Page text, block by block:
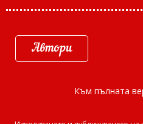
Автори
Към пълната